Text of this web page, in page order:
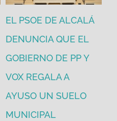
EL PSOE DE ALCALÁ
DENUNCIA QUE EL
GOBIERNO DE PP Y
VOX REGALA A
AYUSO UN SUELO
MUNICIPAL